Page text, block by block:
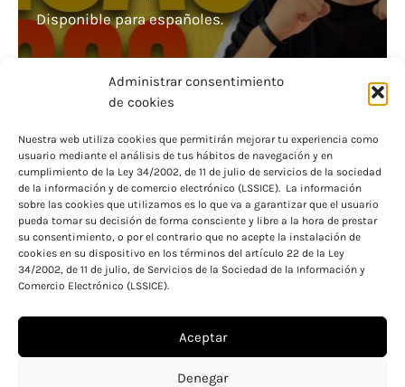
Administrar consentimiento
de cookies
Nuestra web utiliza cookies que permitirán mejorar tu experiencia como
usuario mediante el análisis de tus hábitos de navegación y en
cumplimiento de la Ley 34/2002, de 11 de julio de servicios de la sociedad
de la información y de comercio electrónico (LSSICE). La información
sobre las cookies que utilizamos es lo que va a garantizar que el usuario
pueda tomar su decisión de forma consciente y libre a la hora de prestar
su consentimiento, o por el contrario que no acepte la instalación de
cookies en su dispositivo en los términos del artículo 22 de la Ley
34/2002, de 11 de julio, de Servicios de la Sociedad de la Información y
Comercio Electrónico (LSSICE).
Aceptar
Denegar
Disponible para españoles.
Becas exclusivas para Universidades privadas
en España ¡Aprovecha ahora!
Política de cookies